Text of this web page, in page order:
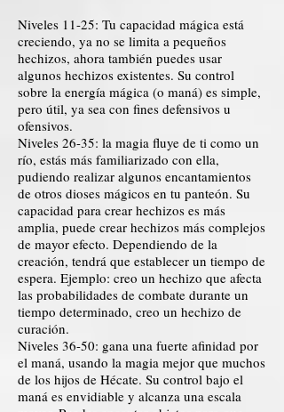
Niveles 11-25: Tu capacidad mágica está
creciendo, ya no se limita a pequeños
hechizos, ahora también puedes usar
algunos hechizos existentes. Su control
sobre la energía mágica (o maná) es simple,
pero útil, ya sea con fines defensivos u
ofensivos.
Niveles 26-35: la magia fluye de ti como un
río, estás más familiarizado con ella,
pudiendo realizar algunos encantamientos
de otros dioses mágicos en tu panteón. Su
capacidad para crear hechizos es más
amplia, puede crear hechizos más complejos
de mayor efecto. Dependiendo de la
creación, tendrá que establecer un tiempo de
espera. Ejemplo: creo un hechizo que afecta
las probabilidades de combate durante un
tiempo determinado, creo un hechizo de
curación.
Niveles 36-50: gana una fuerte afinidad por
el maná, usando la magia mejor que muchos
de los hijos de Hécate. Su control bajo el
maná es envidiable y alcanza una escala